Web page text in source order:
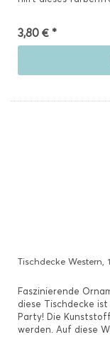
3,80 € *
Tischdecke Western,
Faszinierende
diese Tischdecke
Party! Die
werden. Auf diese